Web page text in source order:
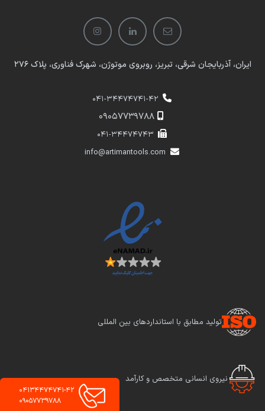
ایران، آذربایجان شرقی، تبریز، روبروی موتوژن، شهرک فناوری، پلاک 276
041-34474741-42
​​09057739788
041-34474743
info@artimantools.com
04134474741-42
09057739788
تولید مطابق با استانداردهای بین المللی
نیروی انسانی متخصص و کارآمد